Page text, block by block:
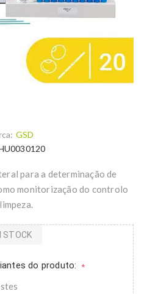
GSD
para a determinação de
monitorização do controlo
do produto: *
STOCK